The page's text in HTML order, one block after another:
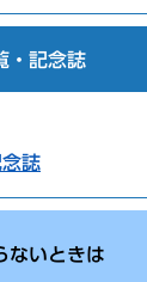
・記念誌
誌
ないときは